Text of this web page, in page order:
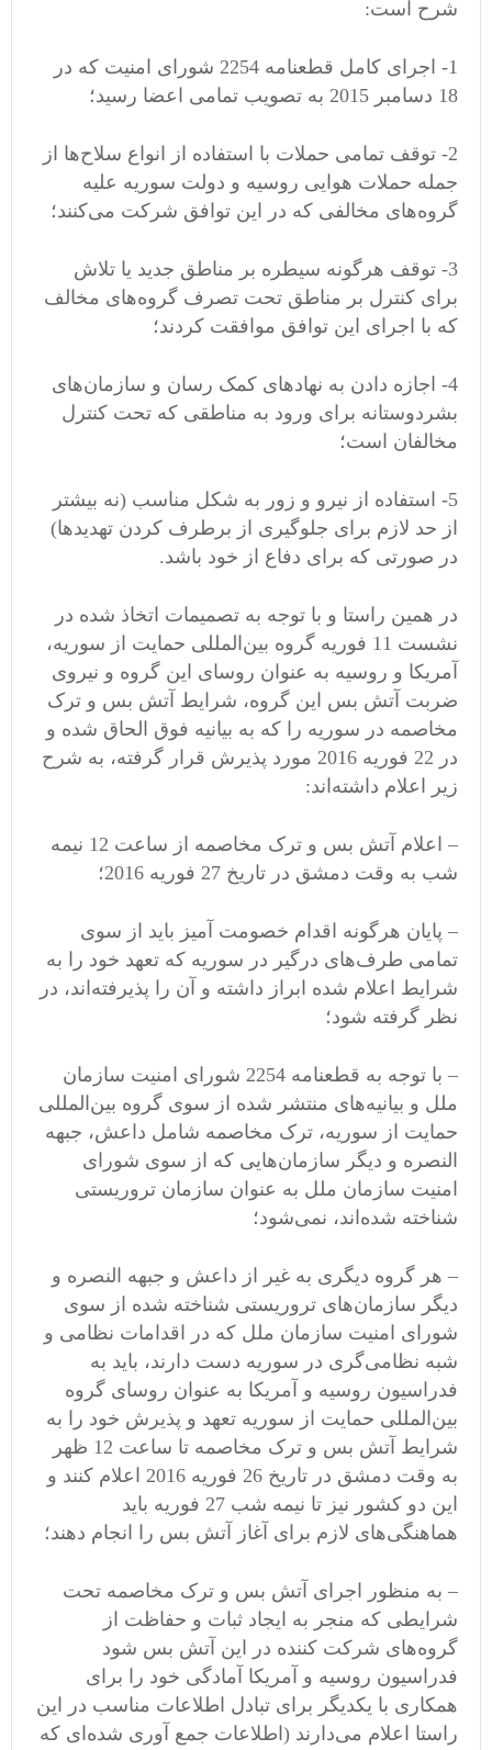
شرح است:
1- اجرای کامل قطعنامه 2254 شورای امنیت که در
18 دسامبر 2015 به تصویب تمامی اعضا رسید؛
2- توقف تمامی حملات با استفاده از انواع سلاح‌ها از
جمله حملات هوایی روسیه و دولت سوریه علیه
گروه‌های مخالفی که در این توافق شرکت می‌کنند؛
3- توقف هرگونه سیطره بر مناطق جدید یا تلاش
برای کنترل بر مناطق تحت تصرف گروه‌های مخالف
که با اجرای این توافق موافقت کردند؛
4- اجازه دادن به نهادهای کمک رسان و سازمان‌های
بشردوستانه برای ورود به مناطقی که تحت کنترل
مخالفان است؛
5- استفاده از نیرو و زور به شکل مناسب (نه بیشتر
از حد لازم برای جلوگیری از برطرف کردن تهدیدها)
در صورتی که برای دفاع از خود باشد.
در همین راستا و با توجه به تصمیمات اتخاذ شده در
نشست 11 فوریه گروه بین‌المللی حمایت از سوریه،
آمریکا و روسیه به عنوان روسای این گروه و نیروی
ضربت آتش بس این گروه، شرایط آتش بس و ترک
مخاصمه در سوریه را که به بیانیه فوق الحاق شده و
در 22 فوریه 2016 مورد پذیرش قرار گرفته، به شرح
زیر اعلام داشته‌اند:
– اعلام آتش بس و ترک مخاصمه از ساعت 12 نیمه
شب به وقت دمشق در تاریخ 27 فوریه 2016؛
– پایان هرگونه اقدام خصومت آمیز باید از سوی
تمامی طرف‌های درگیر در سوریه که تعهد خود را به
شرایط اعلام شده ابراز داشته و آن را پذیرفته‌اند، در
نظر گرفته شود؛
– با توجه به قطعنامه 2254 شورای امنیت سازمان
ملل و بیانیه‌های منتشر شده از سوی گروه بین‌المللی
حمایت از سوریه، ترک مخاصمه شامل داعش، جبهه
النصره و دیگر سازمان‌هایی که از سوی شورای
امنیت سازمان ملل به عنوان سازمان تروریستی
شناخته شده‌اند، نمی‌شود؛
– هر گروه دیگری به غیر از داعش و جبهه النصره و
دیگر سازمان‌های تروریستی شناخته شده از سوی
شورای امنیت سازمان ملل که در اقدامات نظامی و
شبه نظامی‌گری در سوریه دست دارند، باید به
فدراسیون روسیه و آمریکا به عنوان روسای گروه
بین‌المللی حمایت از سوریه تعهد و پذیرش خود را به
شرایط آتش بس و ترک مخاصمه تا ساعت 12 ظهر
به وقت دمشق در تاریخ 26 فوریه 2016 اعلام کنند و
این دو کشور نیز تا نیمه شب 27 فوریه باید
هماهنگی‌های لازم برای آغاز آتش بس را انجام دهند؛
– به منظور اجرای آتش بس و ترک مخاصمه تحت
شرایطی که منجر به ایجاد ثبات و حفاظت از
گروه‌های شرکت کننده در این آتش بس شود
فدراسیون روسیه و آمریکا آمادگی خود را برای
همکاری با یکدیگر برای تبادل اطلاعات مناسب در این
راستا اعلام می‌دارند (اطلاعات جمع آوری شده‌ای که